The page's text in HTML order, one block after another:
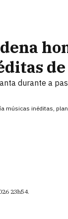
durante a
músicas inéditas,
23h54.